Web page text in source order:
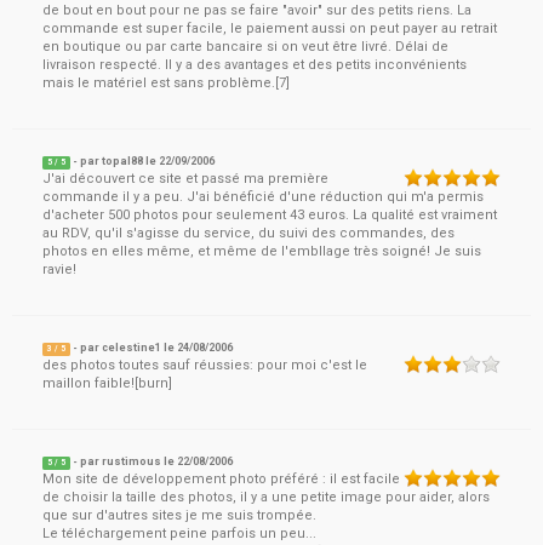
de bout en bout pour ne pas se faire "avoir" sur des petits riens. La
commande est super facile, le paiement aussi on peut payer au retrait
en boutique ou par carte bancaire si on veut être livré. Délai de
livraison respecté. Il y a des avantages et des petits inconvénients
mais le matériel est sans problème.[7]
5 / 5 - partopal88 le 22/09/2006
J'ai découvert ce site et passé ma première
commande il y a peu. J'ai bénéficié d'une réduction qui m'a permis
d'acheter 500 photos pour seulement 43 euros. La qualité est vraiment
au RDV, qu'il s'agisse du service, du suivi des commandes, des
photos en elles même, et même de l'embllage très soigné! Je suis
ravie!
3 / 5 - parcelestine1 le 24/08/2006
des photos toutes sauf réussies: pour moi c'est le
maillon faible![burn]
5 / 5 - parrustimous le 22/08/2006
Mon site de développement photo préféré : il est facile
de choisir la taille des photos, il y a une petite image pour aider, alors
que sur d'autres sites je me suis trompée.
Le téléchargement peine parfois un peu...